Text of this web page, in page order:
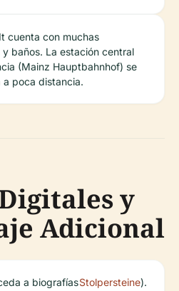
cuenta con muchas
baños. La estación central
(Mainz Hauptbahnhof) se
a poca distancia.
y
Adicional
a biografíasStolpersteine).